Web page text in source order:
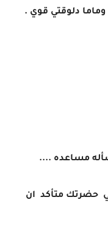
وماما دلوقتي قوي .
مساعده ....
حضرتك متأكد ان